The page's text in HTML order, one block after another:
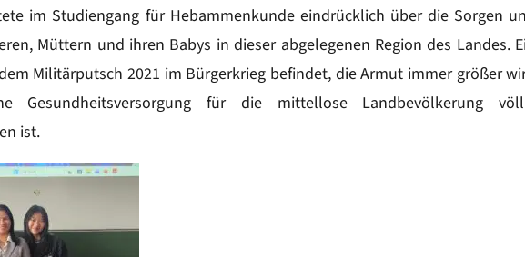
im Studiengang für Hebammenkunde eindrücklich über die Sorgen
Müttern und ihren Babys in dieser abgelegenen Region des Landes.
Militärputsch 2021 im Bürgerkrieg befindet, die Armut immer größer
Gesundheitsversorgung für die mittellose Landbevölkerung
ist.